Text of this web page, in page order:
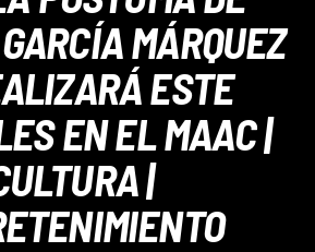
MÁRQUEZ
ESTE
EN EL MAAC |
|